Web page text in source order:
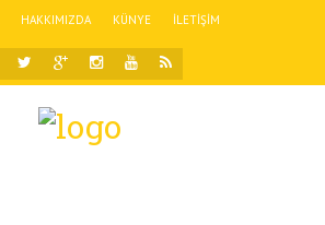
HAKKIMIZDA KÜNYE İLETIŞIM